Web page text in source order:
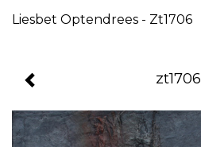
Liesbet Optendrees - Zt1706
zt1706